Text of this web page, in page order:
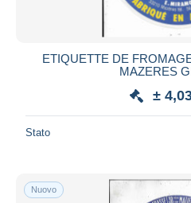
ETIQUETTE DE
MAZERES
±
Stato
Nuovo